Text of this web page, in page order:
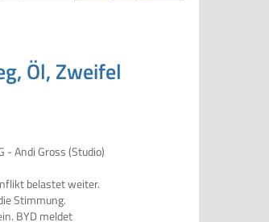
Öl, Zweifel
belastet weiter.
Stimmung.
BYD meldet